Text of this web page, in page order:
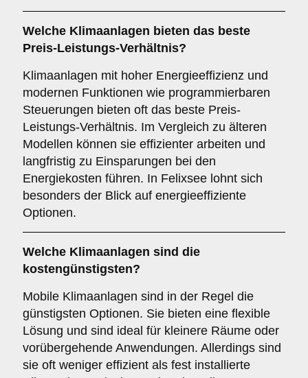
Welche Klimaanlagen bieten das beste
Preis-Leistungs-Verhältnis?
Klimaanlagen mit hoher Energieeffizienz und
modernen Funktionen wie programmierbaren
Steuerungen bieten oft das beste Preis-
Leistungs-Verhältnis. Im Vergleich zu älteren
Modellen können sie effizienter arbeiten und
langfristig zu Einsparungen bei den
Energiekosten führen. In Felixsee lohnt sich
besonders der Blick auf energieeffiziente
Optionen.
Welche Klimaanlagen sind die
kostengünstigsten?
Mobile Klimaanlagen sind in der Regel die
günstigsten Optionen. Sie bieten eine flexible
Lösung und sind ideal für kleinere Räume oder
vorübergehende Anwendungen. Allerdings sind
sie oft weniger effizient als fest installierte